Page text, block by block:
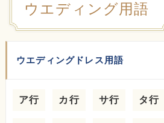
ウエディング用語
ウエディングドレス用語
ア行 カ行 サ行 タ行